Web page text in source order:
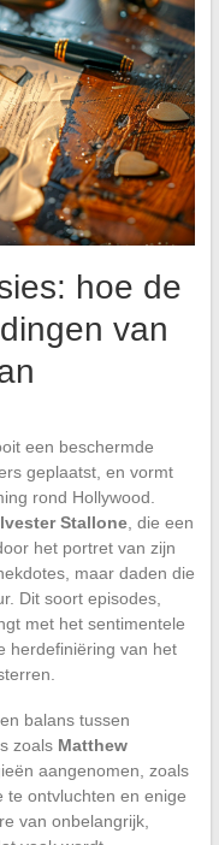
hoe de
van
een beschermde
geplaatst, en vormt
rond Hollywood.
Stallone, die een
het portret van zijn
maar daden die
Dit soort episodes,
met het sentimentele
herdefiniëring van het
balans tussen
zoals Matthew
aangenomen, zoals
te ontvluchten en enige
van onbelangrijk,